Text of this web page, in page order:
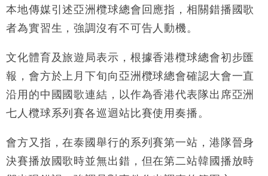
本地傳媒引述亞洲欖球總會回應指，相關錯播國歌
者為實習生，強調沒有不可告人動機。
文化體育及旅遊局表示，根據香港欖球總會初步匯
報，會方於上月下旬向亞洲欖球總會確認大會一直
沿用的中國國歌連結，以作為香港代表隊出席亞洲
七人欖球系列賽各巡迴站比賽使用奏播。
會方又指，在泰國舉行的系列賽第一站，港隊晉身
決賽播放國歌時並無出錯，但在第二站韓國播放時